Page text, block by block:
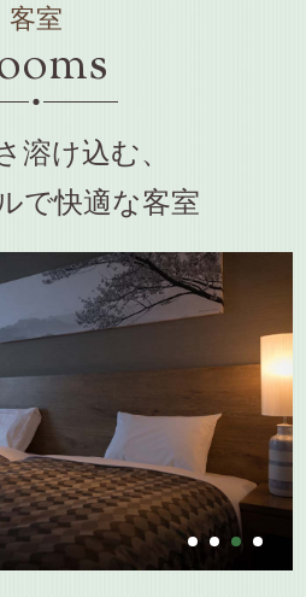
客室
溶け込む、
で快適な客室